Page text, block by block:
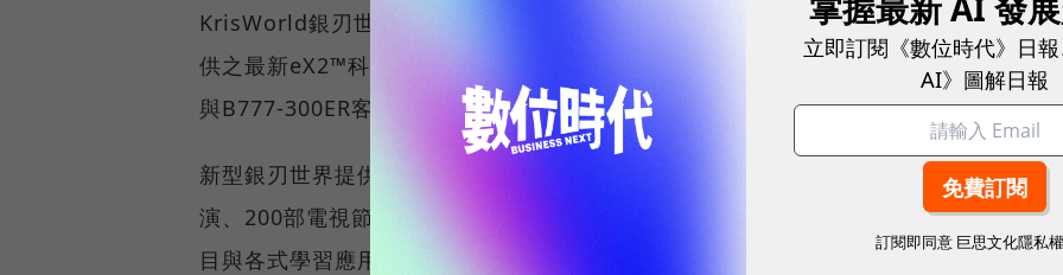
KrisWorld銀刃世界是新航屢獲大獎的機上娛樂系統，其核心引擎是松下航太公司所提
供之最新eX2™科技。eX2™系統目前配備於新航的A330-300、A340-500、A380-800
與B777-300ER客機上。
新型銀刃世界提供超過1,000項隨選的娛樂及資訊選擇，包括超過140部電影與舞台表
演、200部電視節目與近800張音樂CD。廣泛的選項還包括互動遊戲、有聲書、廣播節
目與各式學習應用程式。
立即訂閱《數位時代》日
AI》圖解日報
訂閱即同意 巨思文化隱私